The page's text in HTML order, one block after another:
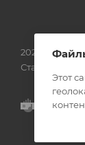
2026 ©
Статьи 437 (2)
Этот